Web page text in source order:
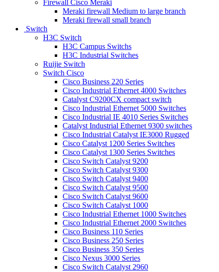
Firewall Cisco Meraki
Meraki firewall Medium to large branch
Meraki firewall small branch
Switch
H3C Switch
H3C Campus Switchs
H3C Industrial Switches
Ruijie Switch
Switch Cisco
Cisco Business 220 Series
Cisco Industrial Ethernet 4000 Switches
Catalyst C9200CX compact switch
Cisco Industrial Ethernet 5000 Switches
Cisco Industrial IE 4010 Series Switches
Catalyst Industrial Ethernet 9300 switches
Cisco Industrial Catalyst IE3000 Rugged
Cisco Catalyst 1200 Series Switches
Cisco Catalyst 1300 Series Switches
Cisco Switch Catalyst 9200
Cisco Switch Catalyst 9300
Cisco Switch Catalyst 9400
Cisco Switch Catalyst 9500
Cisco Switch Catalyst 9600
Cisco Switch Catalyst 1000
Cisco Industrial Ethernet 1000 Switches
Cisco Industrial Ethernet 2000 Switches
Cisco Business 110 Series
Cisco Business 250 Series
Cisco Business 350 Series
Cisco Nexus 3000 Series
Cisco Switch Catalyst 2960